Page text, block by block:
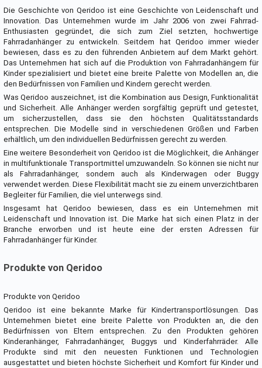
Die Geschichte von Qeridoo ist eine Geschichte von Leidenschaft und
Innovation. Das Unternehmen wurde im Jahr 2006 von zwei Fahrrad-
Enthusiasten gegründet, die sich zum Ziel setzten, hochwertige
Fahrradanhänger zu entwickeln. Seitdem hat Qeridoo immer wieder
bewiesen, dass es zu den führenden Anbietern auf dem Markt gehört.
Das Unternehmen hat sich auf die Produktion von Fahrradanhängern für
Kinder spezialisiert und bietet eine breite Palette von Modellen an, die
den Bedürfnissen von Familien und Kindern gerecht werden.
Was Qeridoo auszeichnet, ist die Kombination aus Design, Funktionalität
und Sicherheit. Alle Anhänger werden sorgfältig geprüft und getestet,
um sicherzustellen, dass sie den höchsten Qualitätsstandards
entsprechen. Die Modelle sind in verschiedenen Größen und Farben
erhältlich, um den individuellen Bedürfnissen gerecht zu werden.
Eine weitere Besonderheit von Qeridoo ist die Möglichkeit, die Anhänger
in multifunktionale Transportmittel umzuwandeln. So können sie nicht nur
als Fahrradanhänger, sondern auch als Kinderwagen oder Buggy
verwendet werden. Diese Flexibilität macht sie zu einem unverzichtbaren
Begleiter für Familien, die viel unterwegs sind.
Insgesamt hat Qeridoo bewiesen, dass es ein Unternehmen mit
Leidenschaft und Innovation ist. Die Marke hat sich einen Platz in der
Branche erworben und ist heute eine der ersten Adressen für
Fahrradanhänger für Kinder.
Produkte von Qeridoo
Produkte von Qeridoo
Qeridoo ist eine bekannte Marke für Kindertransportlösungen. Das
Unternehmen bietet eine breite Palette von Produkten an, die den
Bedürfnissen von Eltern entsprechen. Zu den Produkten gehören
Kinderanhänger, Fahrradanhänger, Buggys und Kinderfahrräder. Alle
Produkte sind mit den neuesten Funktionen und Technologien
ausgestattet und bieten höchste Sicherheit und Komfort für Kinder und